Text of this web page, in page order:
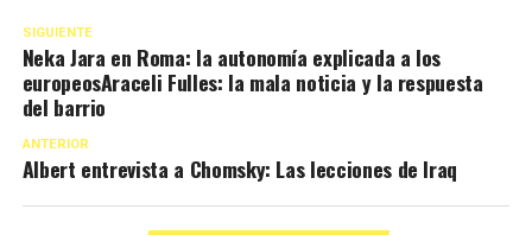
SIGUIENTE
Neka Jara en Roma: la autonomía explicada a los
europeosAraceli Fulles: la mala noticia y la respuesta
del barrio
ANTERIOR
Albert entrevista a Chomsky: Las lecciones de Iraq